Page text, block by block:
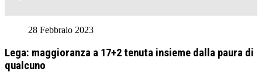
28 Febbraio 2023
Lega: maggioranza a 17+2 tenuta insieme dalla paura di
qualcuno